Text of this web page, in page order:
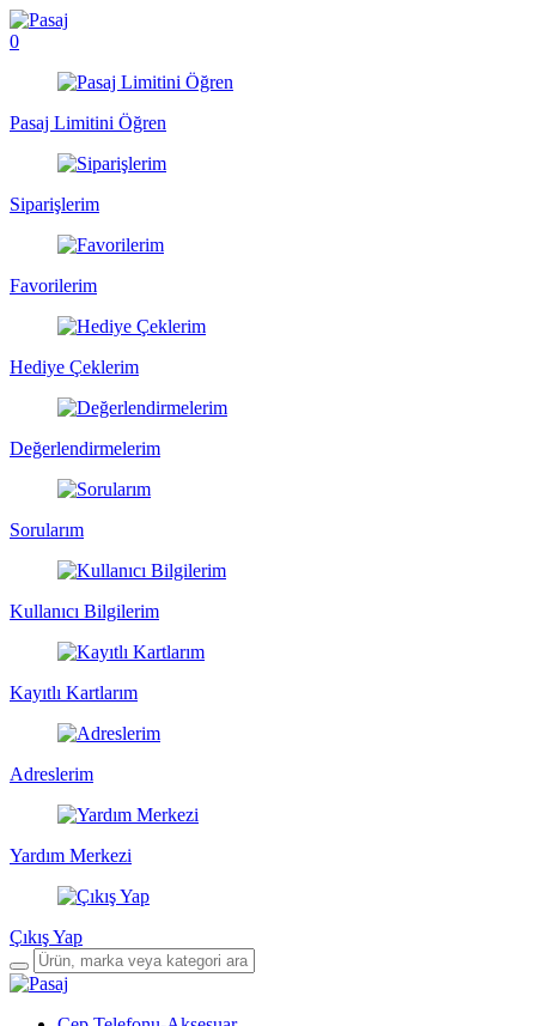
0
Pasaj Limitini Öğren
Siparişlerim
Favorilerim
Hediye Çeklerim
Değerlendirmelerim
Sorularım
Kullanıcı Bilgilerim
Kayıtlı Kartlarım
Adreslerim
Yardım Merkezi
Çıkış Yap